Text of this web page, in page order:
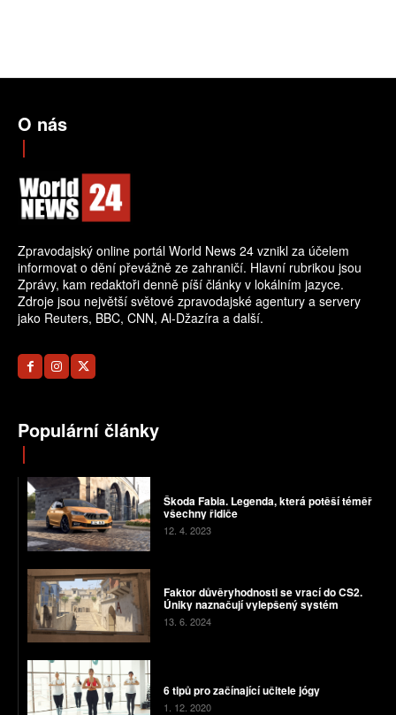
O nás
Zpravodajský online portál World News 24 vznikl za účelem
informovat o dění převážně ze zahraničí. Hlavní rubrikou jsou
Zprávy, kam redaktoři denně píší články v lokálním jazyce.
Zdroje jsou největší světové zpravodajské agentury a servery
jako Reuters, BBC, CNN, Al-Džazíra a další.
Populární články
Škoda Fabia. Legenda, která potěší téměř
všechny řidiče
12. 4. 2023
Faktor důvěryhodnosti se vrací do CS2.
Úniky naznačují vylepšený systém
13. 6. 2024
6 tipů pro začínající učitele jógy
1. 12. 2020